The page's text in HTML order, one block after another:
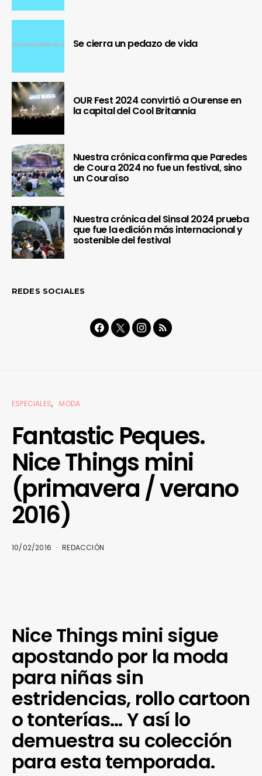
Se cierra un pedazo de vida
OUR Fest 2024 convirtió a Ourense en
la capital del Cool Britannia
Nuestra crónica confirma que Paredes
de Coura 2024 no fue un festival, sino
un Couraíso
Nuestra crónica del Sinsal 2024 prueba
que fue la edición más internacional y
sostenible del festival
REDES SOCIALES
ESPECIALES MODA
Fantastic Peques.
Nice Things mini
(primavera / verano
2016)
10/02/2016 REDACCIÓN
Nice Things mini sigue
apostando por la moda
para niñas sin
estridencias, rollo cartoon
o tonterías… Y así lo
demuestra su colección
para esta temporada.